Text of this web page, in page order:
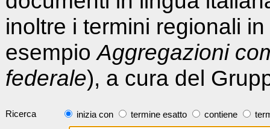
inoltre i termini regionali
esempioAggregazioni
federale), a cura del
Ricerca inizia con termine esatto contiene